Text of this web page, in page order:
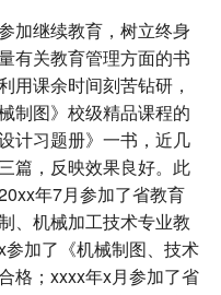
加继续教育，树立终身
有关教育管理方面的书
用课余时间刻苦钻研，
制图》校级精品课程的
计习题册》一书，近几
篇，反映效果良好。此
年7月参加了省教育
、机械加工技术专业教
加了《机械制图、技术
格；xxxx年x月参加了省